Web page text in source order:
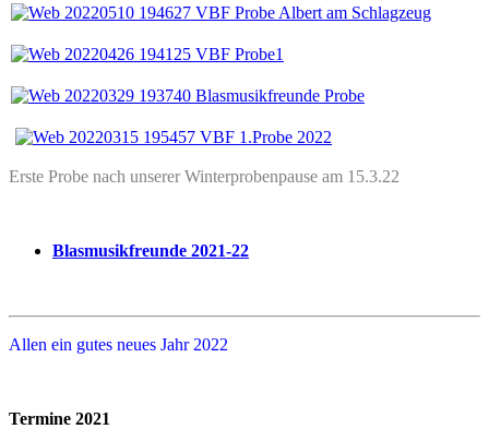
Erste Probe nach unserer Winterprobenpause am 15.3.22
Blasmusikfreunde 2021-22
Allen ein gutes neues Jahr 2022
Termine 2021